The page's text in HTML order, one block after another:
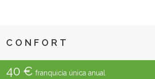
CONFORT
40 € franquicia única anual